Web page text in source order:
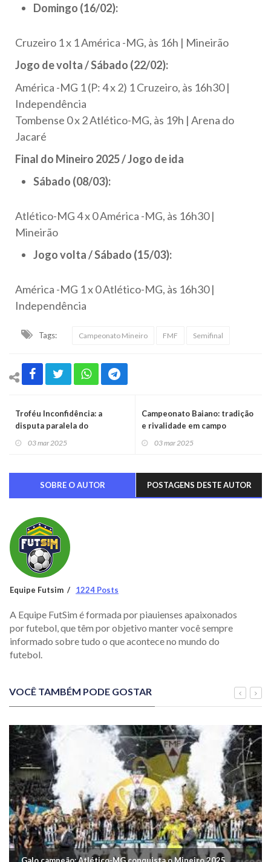
Domingo (16/02):
Cruzeiro 1 x 1 América -MG, às 16h | Mineirão
Jogo de volta / Sábado (22/02):
América -MG 1 (P: 4 x 2) 1 Cruzeiro, às 16h30 |
Independência
Tombense 0 x 2 Atlético-MG, às 19h | Arena do
Jacaré
Final do Mineiro 2025 / Jogo de ida
Sábado (08/03):
Atlético-MG 4 x 0 América -MG, às 16h30 |
Mineirão
Jogo volta / Sábado (15/03):
América -MG 1 x 0 Atlético-MG, às 16h30 |
Independência
Tags: Campeonato Mineiro FMF Semifinal
Troféu Inconfidência: a
disputa paralela do
03 mar 2025
Campeonato Baiano: tradição
e rivalidade em campo
03 mar 2025
SOBRE O AUTOR POSTAGENS DESTE AUTOR
Equipe Futsim 1224 Posts
A Equipe FutSim é formada por piauienses apaixonados
por futebol, que têm por objetivo manter você sempre
informado sobre tudo o que acontece no mundo do
futebol.
VOCÊ TAMBÉM PODE GOSTAR
Galo campeão: Atlético-MG conquista o Mineiro 2025